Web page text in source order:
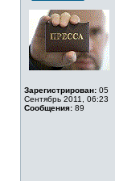
в
сети
Зарегистрирован: 05
Сентябрь 2011, 06:23
Сообщения: 89